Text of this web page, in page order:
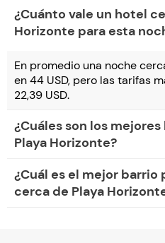
¿Cuánto vale un hotel
Horizonte para esta
En promedio una noche
en 44 USD, pero las tarifas
22,39 USD.
¿Cuáles son los
Playa Horizonte?
¿Cuál es el mejor barrio
cerca de Playa